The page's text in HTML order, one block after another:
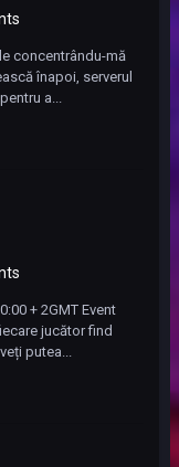
concentrându-mă
înapoi, serverul
a...
+ 2GMT Event
jucător find
putea...